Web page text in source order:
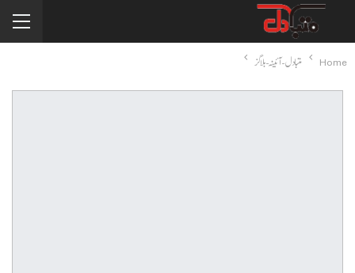
Home متبادل-آئینہ-بلاگز